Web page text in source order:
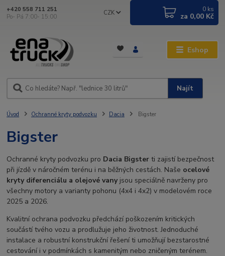
Eshop
CZK
Najít
+420 558 711 251
Po- Pá 7:00- 15:00
0 ks
za 0,00 Kč
Úvod Ochranné kryty podvozku Dacia Bigster
Bigster
Ochranné kryty podvozku pro Dacia Bigster ti zajistí bezpečnost
při jízdě v náročném terénu i na běžných cestách. Naše ocelové
kryty diferenciálu a olejové vanyjsou speciálně navrženy pro
všechny motory a varianty pohonu (4x4 i 4x2) v modelovém roce
2025 a 2026.
Kvalitní ochrana podvozku předchází poškozením kritických
součástí tvého vozu a prodlužuje jeho životnost. Jednoduché
instalace a robustní konstrukční řešení ti umožňují bezstarostné
cestování i v podmínkách s kamenitým nebo zničeným terénem.